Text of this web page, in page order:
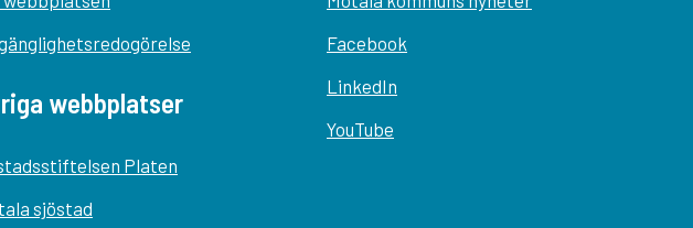
webbplatser
Platen
sjöstad
Facebook
LinkedIn
YouTube